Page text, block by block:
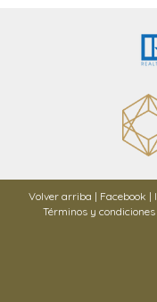
Volver arriba | Facebook |
Términos y condiciones